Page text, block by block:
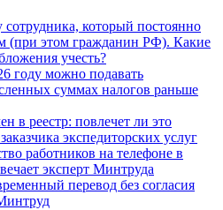
который постоянно
(при этом гражданин РФ). Какие
учесть?
году можно подавать
суммах налогов раньше
в реестр: повлечет ли это
экспедиторских услуг
работников на телефоне в
эксперт Минтруда
перевод без согласия